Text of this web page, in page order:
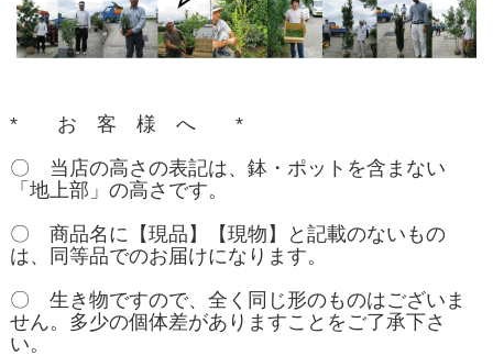
* お 客 様 へ *
〇 当店の高さの表記は、鉢・ポットを含まない
「地上部」の高さです。
〇 商品名に【現品】【現物】と記載のないもの
は、同等品でのお届けになります。
〇 生き物ですので、全く同じ形のものはございま
せん。多少の個体差がありますことをご了承下さ
い。